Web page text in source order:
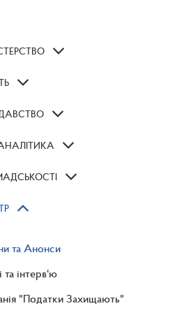
та Анонси
та інтерв'ю
"Податки Захищають"